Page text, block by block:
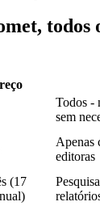
todos
Todos -
sem
Apenas
editoras
(17